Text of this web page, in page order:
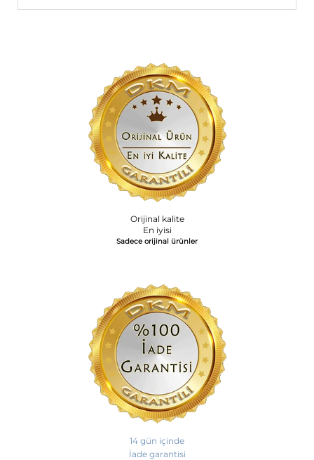
Orijinal kalite
En iyisi
Sadece orijinal ürünler
14 gün içinde
İade garantisi